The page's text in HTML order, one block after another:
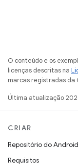
O conteúdo e os
licenças descritas na
marcas registradas da
Última atualização
CRIAR
Repositório do Android
Requisitos